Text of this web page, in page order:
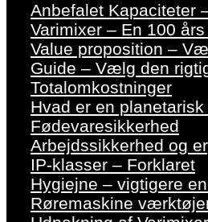
Anbefalet Kapaciteter
Varimixer – En 100
Value proposition –
Guide – Vælg den
Totalomkostninger
Hvad er en
Fødevaresikkerhed
Arbejdssikkerhed og
IP-klasser – Forklaret
Hygiejne – vigtigere
Røremaskine